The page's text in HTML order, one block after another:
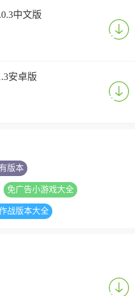
中文版
安卓版
版本
免广告小游戏大全
战版本大全